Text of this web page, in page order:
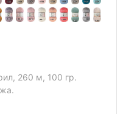
260 м, 100 гр.